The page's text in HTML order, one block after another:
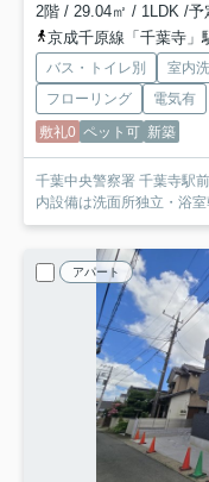
2階 / 29.04㎡ / 1LDK /予
京成千原線「千葉寺」
バス・トイレ別 室内
フローリング
電気有
敷礼0 ペット可 新築
千葉中央警察署 千葉寺駅
内設備は洗面所独立・浴
アパート